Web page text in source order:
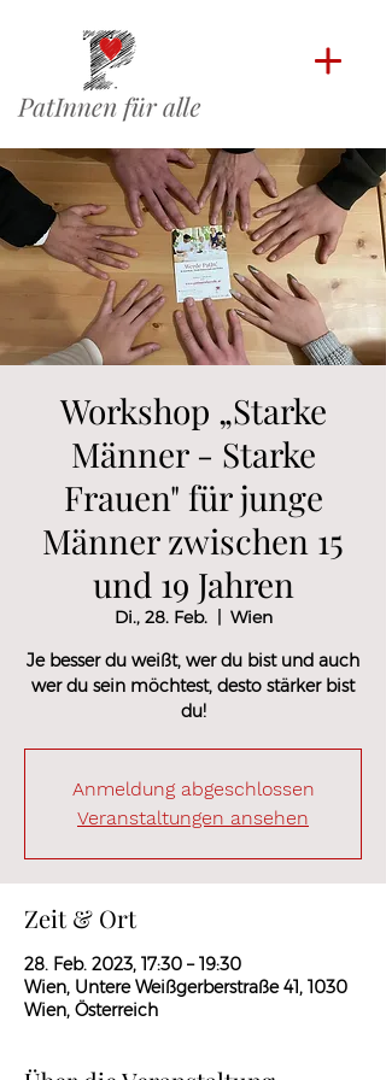
Workshop „Starke
Männer - Starke
Frauen" für junge
Männer zwischen 15
und 19 Jahren
Di., 28. Feb.
  |
Wien
Je besser du weißt, wer du bist und auch
wer du sein möchtest, desto stärker bist
du!
Anmeldung abgeschlossen
Veranstaltungen ansehen
Zeit & Ort
28. Feb. 2023, 17:30 – 19:30
Wien, Untere Weißgerberstraße 41, 1030
Wien, Österreich